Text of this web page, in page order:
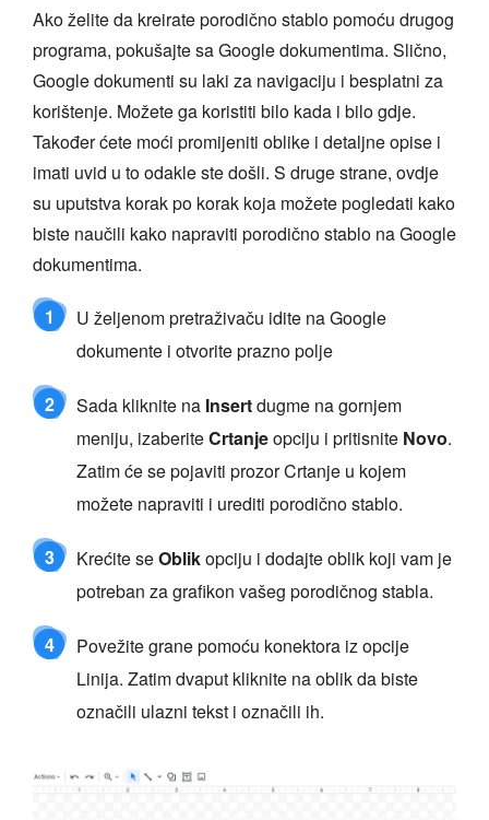
Ako želite da kreirate porodično stablo pomoću drugog
programa, pokušajte sa Google dokumentima. Slično,
Google dokumenti su laki za navigaciju i besplatni za
korištenje. Možete ga koristiti bilo kada i bilo gdje.
Također ćete moći promijeniti oblike i detaljne opise i
imati uvid u to odakle ste došli. S druge strane, ovdje
su uputstva korak po korak koja možete pogledati kako
biste naučili kako napraviti porodično stablo na Google
dokumentima.
1
U željenom pretraživaču idite na Google
dokumente i otvorite prazno polje
2 Sada kliknite na Insertdugme na gornjem
meniju, izaberiteCrtanjeopciju i pritisnite Novo.
Zatim će se pojaviti prozor Crtanje u kojem
možete napraviti i urediti porodično stablo.
3 Krećite seOblikopciju i dodajte oblik koji vam je
potreban za grafikon vašeg porodičnog stabla.
4
Povežite grane pomoću konektora iz opcije
Linija. Zatim dvaput kliknite na oblik da biste
označili ulazni tekst i označili ih.